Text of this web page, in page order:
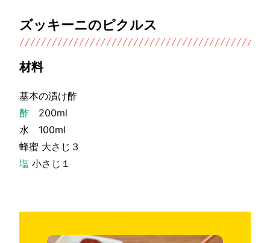
ズッキーニのピクルス
材料
基本の漬け酢
酢 200ml
水 100ml
蜂蜜 大さじ３
塩 小さじ１